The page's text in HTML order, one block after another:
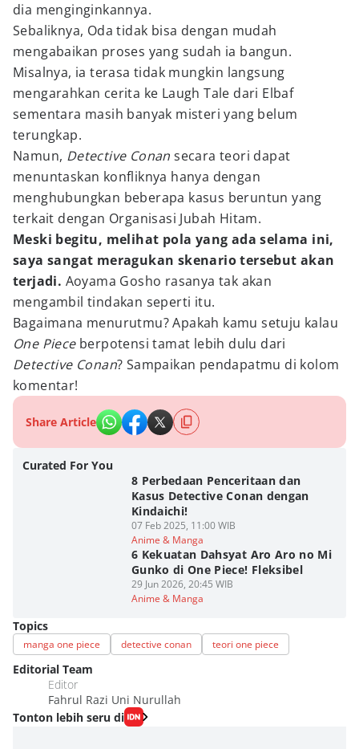
dia menginginkannya.
Sebaliknya, Oda tidak bisa dengan mudah
mengabaikan proses yang sudah ia bangun.
Misalnya, ia terasa tidak mungkin langsung
mengarahkan cerita ke Laugh Tale dari Elbaf
sementara masih banyak misteri yang belum
terungkap.
Namun, Detective Conan secara teori dapat
menuntaskan konfliknya hanya dengan
menghubungkan beberapa kasus beruntun yang
terkait dengan Organisasi Jubah Hitam.
Meski begitu, melihat pola yang ada selama ini,
saya sangat meragukan skenario tersebut akan
terjadi. Aoyama Gosho rasanya tak akan
mengambil tindakan seperti itu.
Bagaimana menurutmu? Apakah kamu setuju kalau
One Pieceberpotensi tamat lebih dulu dari
Detective Conan? Sampaikan pendapatmu di kolom
komentar!
Share Article
Curated For You
8 Perbedaan Penceritaan dan
Kasus Detective Conan dengan
Kindaichi!
07 Feb 2025, 11:00 WIB
Anime & Manga
6 Kekuatan Dahsyat Aro Aro no Mi
Gunko di One Piece! Fleksibel
29 Jun 2026, 20:45 WIB
Anime & Manga
Topics
manga one piece detective conan teori one piece
Editorial Team
Editor
Fahrul Razi Uni Nurullah
Tonton lebih seru di